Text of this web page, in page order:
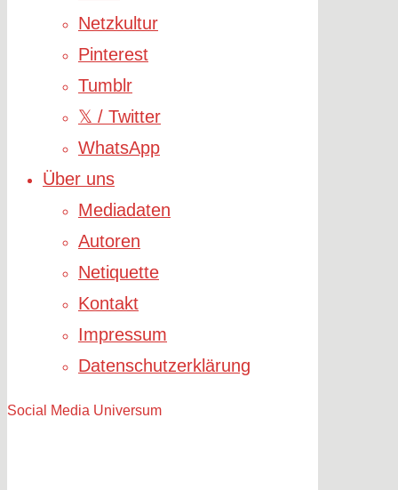
Netzkultur
Pinterest
Tumblr
𝕏 / Twitter
WhatsApp
Über uns
Mediadaten
Autoren
Netiquette
Kontakt
Impressum
Datenschutzerklärung
Social Media Universum